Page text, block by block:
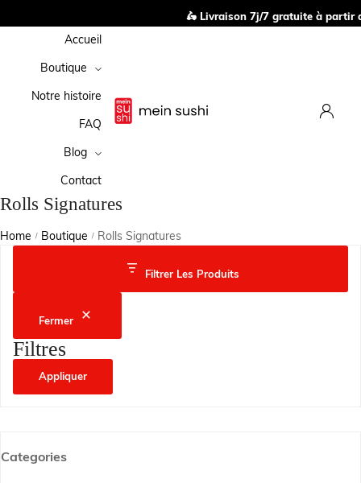
🛵 Livraison 7j/7 gratuite à partir
Accueil
Boutique
Notre histoire
FAQ
Blog
Contact
Rolls Signatures
Home / Boutique / Rolls Signatures
Filtrer Les Produits
Fermer
Filtres
Appliquer
Categories